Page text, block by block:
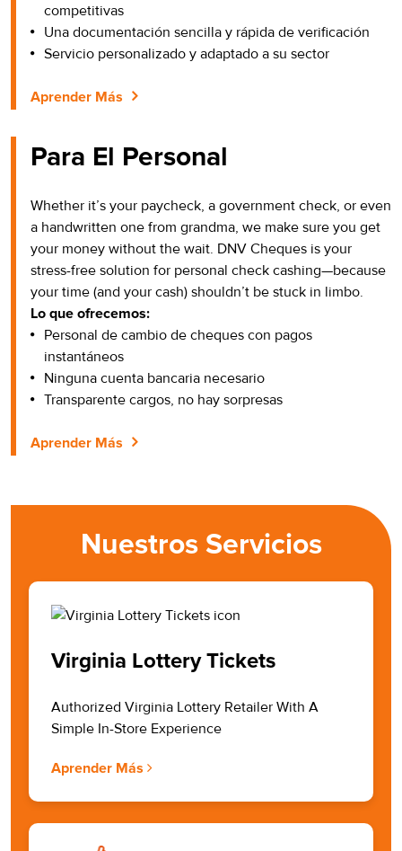
competitivas
Una documentación sencilla y rápida de verificación
Servicio personalizado y adaptado a su sector
Aprender Más
Para El Personal
Whether it’s your paycheck, a government check, or even
a handwritten one from grandma, we make sure you get
your money without the wait. DNV Cheques is your
stress-free solution for personal check cashing—because
your time (and your cash) shouldn’t be stuck in limbo.
Lo que ofrecemos:
Personal de cambio de cheques con pagos
instantáneos
Ninguna cuenta bancaria necesario
Transparente cargos, no hay sorpresas
Aprender Más
Nuestros Servicios
Virginia Lottery Tickets
Authorized Virginia Lottery Retailer With A
Simple In-Store Experience
Aprender Más